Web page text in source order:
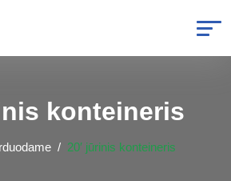
konteineris
20′ jūrinis konteineris